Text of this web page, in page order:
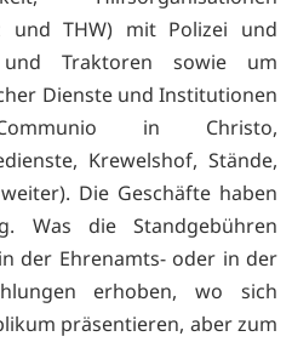
und THW) mit Polizei und
und Traktoren sowie um
Dienste und Institutionen
Communio in Christo,
Krewelshof, Stände,
Die Geschäfte haben
Was die Standgebühren
der Ehrenamts- oder in der
erhoben, wo sich
präsentieren, aber zum